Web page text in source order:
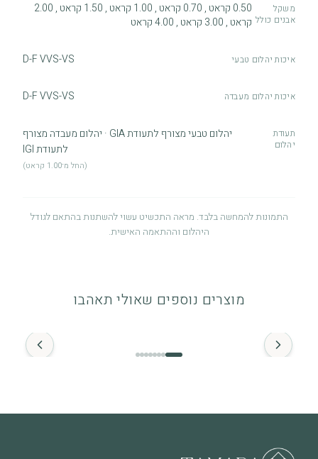
משקל
אבנים כולל
0.50 קראט , 0.70 קראט , 1.00 קראט , 1.50 קראט , 2.00
קראט , 3.00 קראט , 4.00 קראט
איכות יהלום טבעי D-F VVS-VS
איכות יהלום מעבדה D-F VVS-VS
תעודת
יהלום
יהלום טבעי מצורף לתעודת GIA · יהלום מעבדה מצורף
לתעודת IGI
(החל מ־1.00 קראט)
התמונות להמחשה בלבד. מראה התכשיט עשוי להשתנות בהתאם לגודל
היהלום וההתאמה האישית.
במדיניות האחריות.
התכשיט מיוצר מזהב איכותי (14K / 18K) ומשובץ ביהלומים טבעיים.
שימוש יומיומי עשוי לגרום לשחיקה טבעית לאורך זמן, וזה חלק
בבדיקה – אנחנו כאן.
מוצרים נוספים שאולי תאהבו